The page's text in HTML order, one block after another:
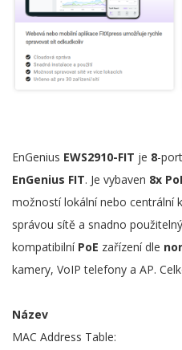
EnGenius EWS2910-FIT je 8-
EnGenius FIT. Je vybaven 8x
možností lokální nebo centrální
správou sítě a snadno
kompatibilní PoE zařízení dle
kamery, VoIP telefony a AP.
Název
MAC Address Table: